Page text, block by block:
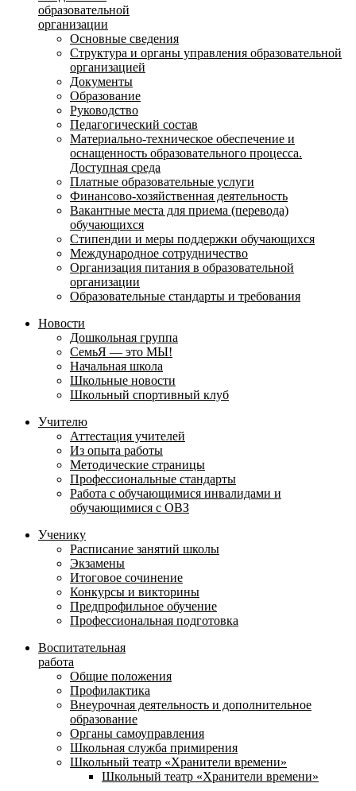
образовательной
организации
Основные сведения
Структура и органы управления образовательной
организацией
Документы
Образование
Руководство
Педагогический состав
Материально-техническое обеспечение и
оснащенность образовательного процесса.
Доступная среда
Платные образовательные услуги
Финансово-хозяйственная деятельность
Вакантные места для приема (перевода)
обучающихся
Стипендии и меры поддержки обучающихся
Международное сотрудничество
Организация питания в образовательной
организации
Образовательные стандарты и требования
Новости
Дошкольная группа
СемьЯ — это МЫ!
Начальная школа
Школьные новости
Школьный спортивный клуб
Учителю
Аттестация учителей
Из опыта работы
Методические страницы
Профессиональные стандарты
Работа с обучающимися инвалидами и
обучающимися с ОВЗ
Ученику
Расписание занятий школы
Экзамены
Итоговое сочинение
Конкурсы и викторины
Предпрофильное обучение
Профессиональная подготовка
Воспитательная
работа
Общие положения
Профилактика
Внеурочная деятельность и дополнительное
образование
Органы самоуправления
Школьная служба примирения
Школьный театр «Хранители времени»
Школьный театр «Хранители времени»